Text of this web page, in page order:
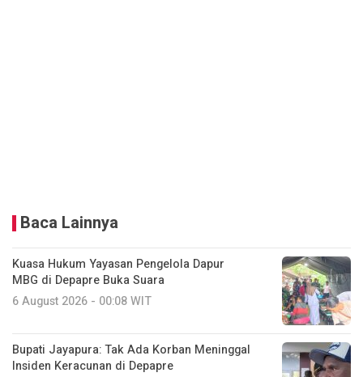
Baca Lainnya
Kuasa Hukum Yayasan Pengelola Dapur
MBG di Depapre Buka Suara
6 August 2026 - 00:08 WIT
Bupati Jayapura: Tak Ada Korban Meninggal
Insiden Keracunan di Depapre